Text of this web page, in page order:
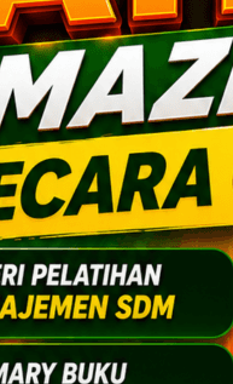
Bank Indonesia Sangat
Cara Mempersiapkan
Fire”? Rahasia
Berkembang
Sekadar Viral, Tapi